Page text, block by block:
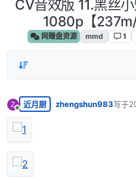
CV音效版 11.黑丝
1080p【237m/
网赚盘资源 mmd 1
Z
离线
近月厨 zhengshun983写于
最后